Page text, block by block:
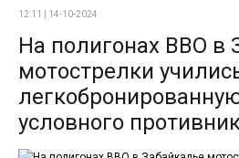
12:11 | 14-10-2024
На полигонах ВВО в
мотострелки
условного